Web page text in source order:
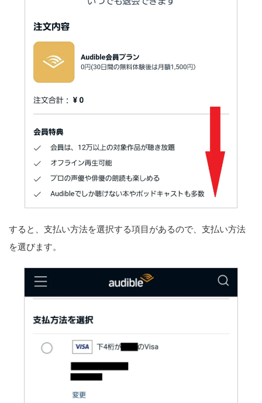
すると、支払い方法を選択する項目があるので、支払い方法
を選びます。